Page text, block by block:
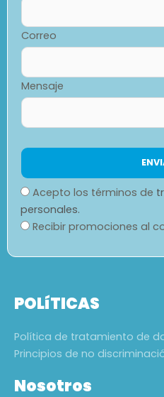
Correo
Mensaje
Acepto los términos de
personales.
Recibir promociones al
POLíTICAS
Política de tratamiento de
Principios de no
Nosotros